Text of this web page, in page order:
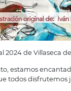
2024 de Villaseca
estamos
todos disfrutemos